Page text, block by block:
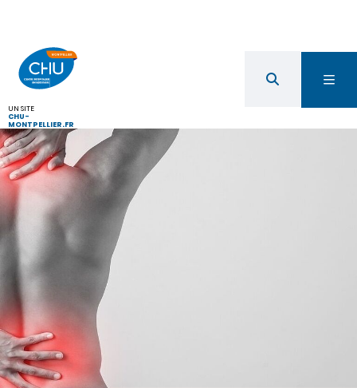
UN SITE
CHU-
MONTPELLIER.FR